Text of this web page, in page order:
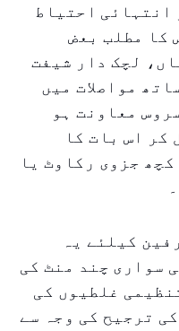
انتہائی احتیاط
کا مطلب بعض
لچک دار شیفت
مواصلات میں
معاونت ہو
کر اس بات کا
جزوی رکاوٹ یا
کیلئے یہ
سواری چند منٹ کی
غلطیوں کی
ترجیح کی وجہ سے